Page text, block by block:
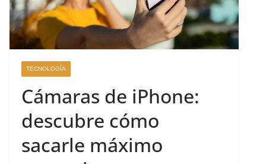
TECNOLOGÍA
Cámaras de iPhone:
descubre cómo
sacarle máximo